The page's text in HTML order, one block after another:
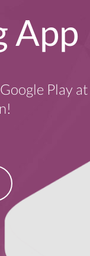
App
Play at